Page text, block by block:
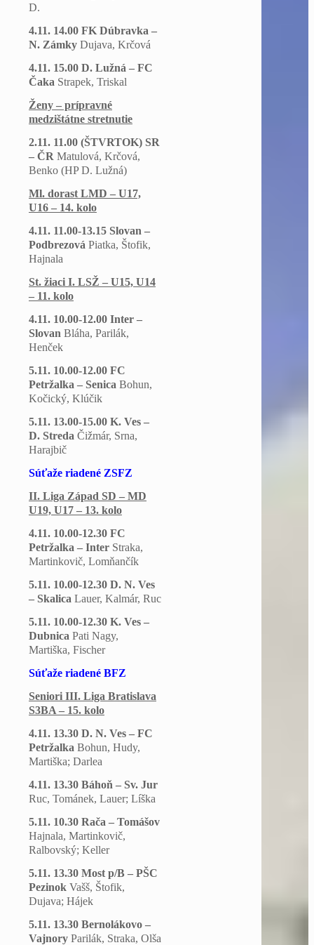
D.
4.11. 14.00 FK Dúbravka –
N. Zámky Dujava, Krčová
4.11. 15.00 D. Lužná – FC
Čaka Strapek, Triskal
Ženy – prípravné
medzištátne stretnutie
2.11. 11.00 (ŠTVRTOK) SR
– ČR Matulová, Krčová,
Benko (HP D. Lužná)
Ml. dorast LMD – U17,
U16 – 14. kolo
4.11. 11.00-13.15 Slovan –
Podbrezová Piatka, Štofik,
Hajnala
St. žiaci I. LSŽ – U15, U14
– 11. kolo
4.11. 10.00-12.00 Inter –
Slovan Bláha, Parilák,
Henček
5.11. 10.00-12.00 FC
Petržalka – Senica Bohun,
Kočický, Klúčik
5.11. 13.00-15.00 K. Ves –
D. Streda Čižmár, Srna,
Harajbič
Súťaže riadené ZSFZ
II. Liga Západ SD – MD
U19, U17 – 13. kolo
4.11. 10.00-12.30 FC
Petržalka – Inter Straka,
Martinkovič, Lomňančík
5.11. 10.00-12.30 D. N. Ves
– Skalica Lauer, Kalmár, Ruc
5.11. 10.00-12.30 K. Ves –
Dubnica Pati Nagy,
Martiška, Fischer
Súťaže riadené BFZ
Seniori III. Liga Bratislava
S3BA – 15. kolo
4.11. 13.30 D. N. Ves – FC
Petržalka Bohun, Hudy,
Martiška; Darlea
4.11. 13.30 Báhoň – Sv. Jur
Ruc, Tománek, Lauer; Líška
5.11. 10.30 Rača – Tomášov
Hajnala, Martinkovič,
Ralbovský; Keller
5.11. 13.30 Most p/B – PŠC
Pezinok Vašš, Štofik,
Dujava; Hájek
5.11. 13.30 Bernolákovo –
Vajnory Parilák, Straka, Olša